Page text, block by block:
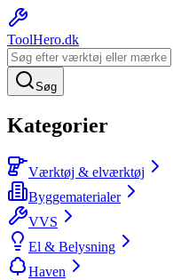
ToolHero.dk
Søg
Kategorier
Værktøj & elværktøj
Byggematerialer
VVS
El & Belysning
Haven